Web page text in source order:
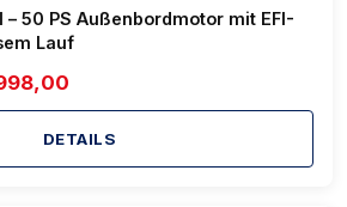
– 50 PS Außenbordmotor mit EFI-
Lauf
DETAILS